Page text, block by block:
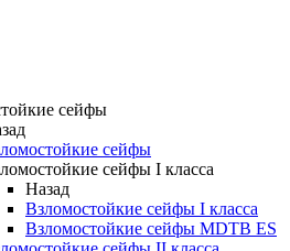
сейфы
сейфы
сейфы I класса
Назад
Взломостойкие сейфы I класса
Взломостойкие сейфы MDTB ES